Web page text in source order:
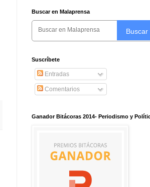
Buscar en Malaprensa
Buscar
Suscríbete
Entradas
Comentarios
Ganador Bitácoras 2014- Periodismo y